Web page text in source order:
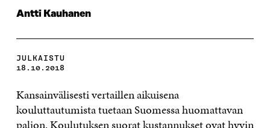
Antti Kauhanen
JULKAISTU
18.10.2018
Kansainvälisesti vertaillen aikuisena
kouluttautumista tuetaan Suomessa huomattavan
paljon. Koulutuksen suorat kustannukset ovat hyvin